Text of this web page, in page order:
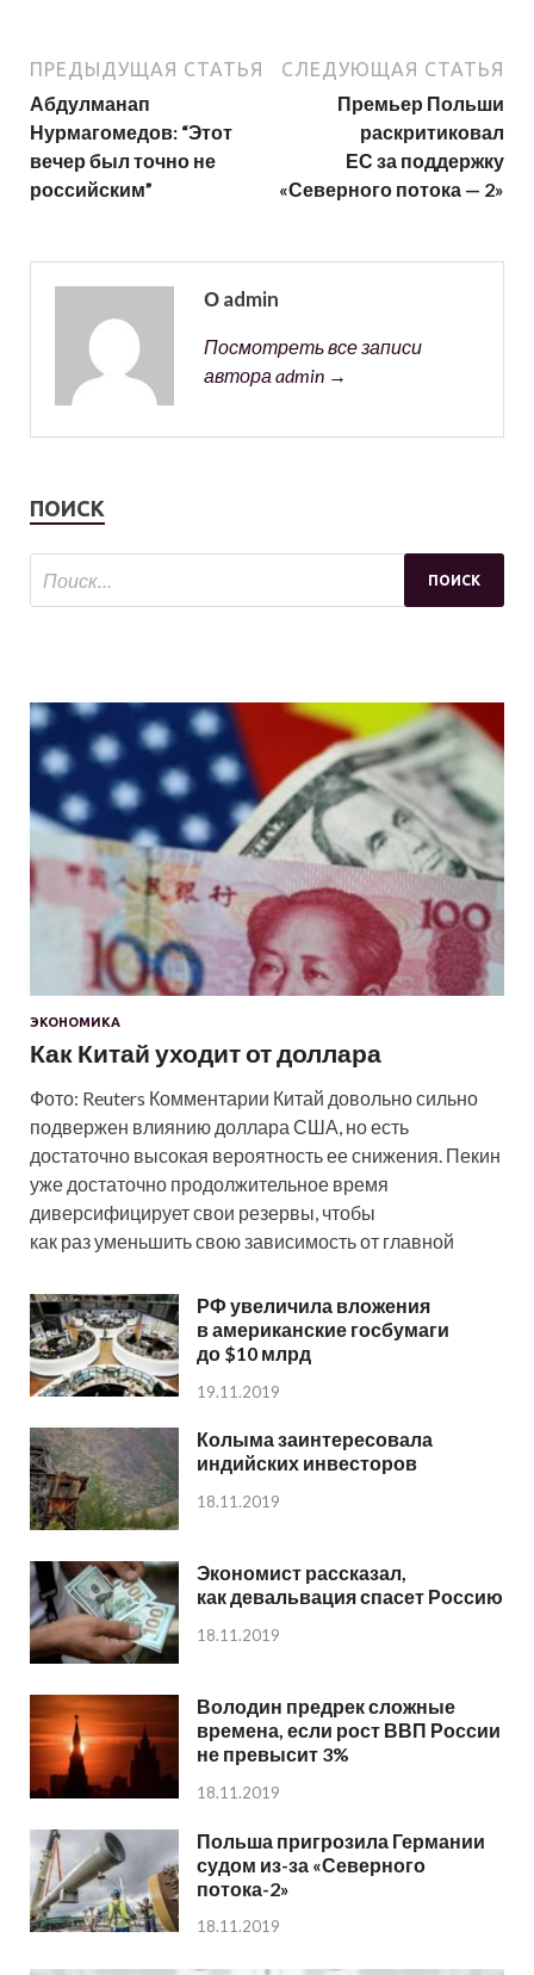
ПРЕДЫДУЩАЯ СТАТЬЯ
Абдулманап
Нурмагомедов: “Этот
вечер был точно не
российским”
СЛЕДУЮЩАЯ СТАТЬЯ
Премьер Польши
раскритиковал
ЕС за поддержку
«Северного потока — 2»
О admin
Посмотреть все записи
автора admin →
ПОИСК
ЭКОНОМИКА
Как Китай уходит от доллара
Фото: Reuters Комментарии Китай довольно сильно
подвержен влиянию доллара США, но есть
достаточно высокая вероятность ее снижения. Пекин
уже достаточно продолжительное время
диверсифицирует свои резервы, чтобы
как раз уменьшить свою зависимость от главной
РФ увеличила вложения
в американские госбумаги
до $10 млрд
19.11.2019
Колыма заинтересовала
индийских инвесторов
18.11.2019
Экономист рассказал,
как девальвация спасет Россию
18.11.2019
Володин предрек сложные
времена, если рост ВВП России
не превысит 3%
18.11.2019
Польша пригрозила Германии
судом из-за «Северного
потока-2»
18.11.2019